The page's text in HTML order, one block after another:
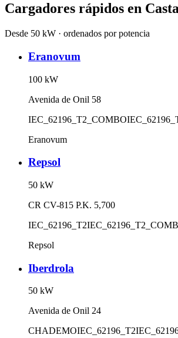
Cargadores rápidos en
Desde 50 kW · ordenados por potencia
Eranovum
100 kW
Avenida de Onil 58
IEC_62196_T2_COMBO
Eranovum
Repsol
50 kW
CR CV-815 P.K. 5,700
IEC_62196_T2
Repsol
Iberdrola
50 kW
Avenida de Onil 24
CHADEMOIEC_62196_T2